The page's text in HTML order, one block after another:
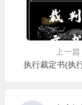
上一篇
执行裁定书(执